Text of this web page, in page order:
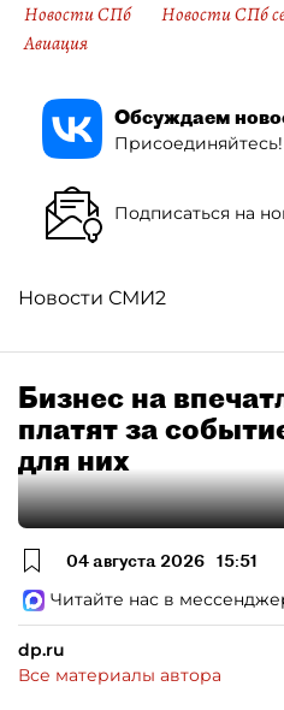
Новости СПб
Новости СПб
Авиация
Обсуждаем
Присоединяйтесь!
Подписаться на
Новости СМИ2
Бизнес на
платят за
для них
04 августа 2026 15:51
Читайте нас в
dp.ru
Все материалы автора